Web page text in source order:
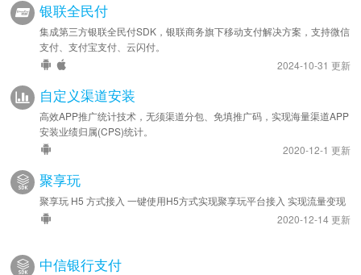
银联全民付
集成第三方银联全民付SDK，银联商务旗下移动支付解决方案，支持微信
支付、支付宝支付、云闪付。
2024-10-31 更新
自定义渠道安装
高效APP推广统计技术，无须渠道分包、免填推广码，实现海量渠道APP
安装业绩归属(CPS)统计。
2020-12-1 更新
聚享玩
聚享玩 H5 方式接入 一键使用H5方式实现聚享玩平台接入 实现流量变现
2020-12-14 更新
中信银行支付